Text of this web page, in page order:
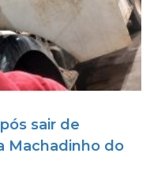
sair de
Machadinho do